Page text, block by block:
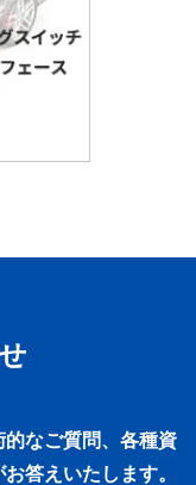
なご質問、各種資
答えいたします。